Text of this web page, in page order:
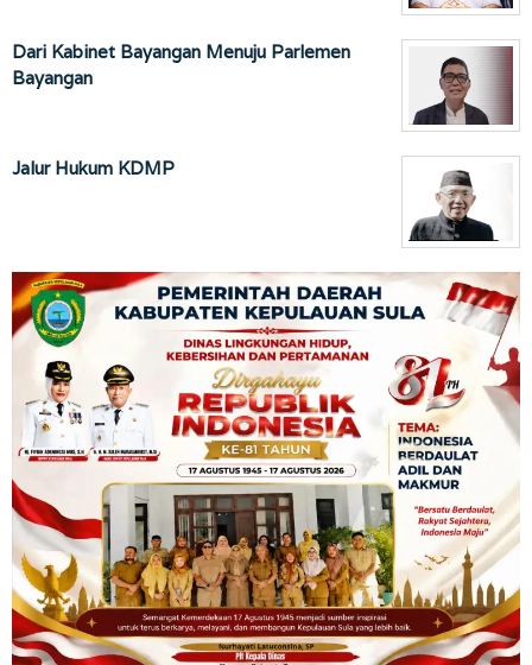
Dari Kabinet Bayangan Menuju Parlemen
Bayangan
Jalur Hukum KDMP